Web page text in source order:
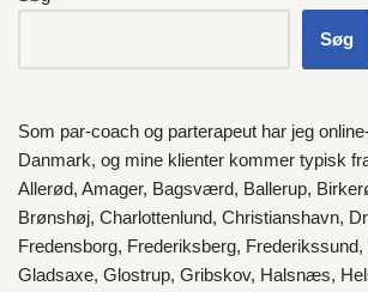
Søg
Som par-coach og parterapeut har jeg
Danmark, og mine klienter kommer typisk
Allerød, Amager, Bagsværd, Ballerup,
Brønshøj, Charlottenlund, Christianshavn,
Fredensborg, Frederiksberg, Frederikssund,
Gladsaxe, Glostrup, Gribskov, Halsnæs,